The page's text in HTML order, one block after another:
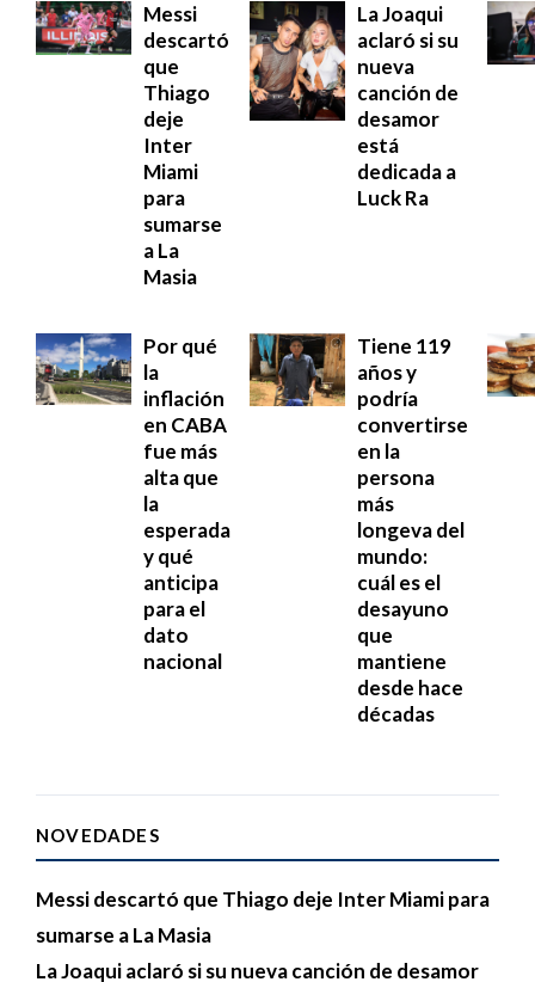
Messi
descartó
que
Thiago
deje
Inter
Miami
para
sumarse
a La
Masia
La Joaqui
aclaró si su
nueva
canción de
desamor
está
dedicada a
Luck Ra
Por qué
la
inflación
en CABA
fue más
alta que
la
esperada
y qué
anticipa
para el
dato
nacional
Tiene 119
años y
podría
convertirse
en la
persona
más
longeva del
mundo:
cuál es el
desayuno
que
mantiene
desde hace
décadas
NOVEDADES
Messi descartó que Thiago deje Inter Miami para
sumarse a La Masia
La Joaqui aclaró si su nueva canción de desamor